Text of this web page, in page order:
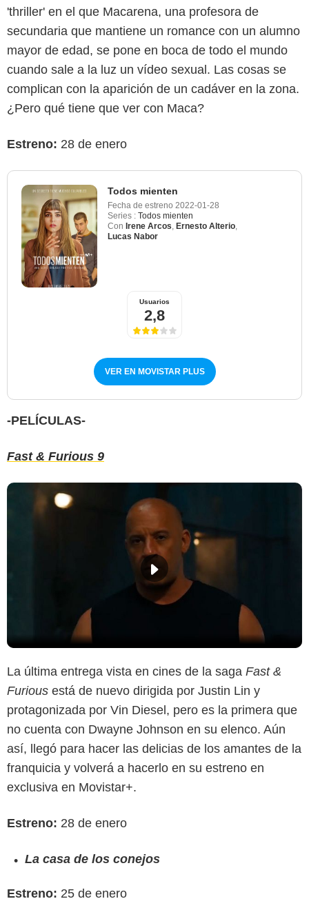
'thriller' en el que Macarena, una profesora de
secundaria que mantiene un romance con un alumno
mayor de edad, se pone en boca de todo el mundo
cuando sale a la luz un vídeo sexual. Las cosas se
complican con la aparición de un cadáver en la zona.
¿Pero qué tiene que ver con Maca?
Estreno: 28 de enero
Todos mienten
Fecha de estreno 2022-01-28
Series : Todos mienten
Con Irene Arcos Ernesto Alterio
Lucas Nabor
Usuarios
2,8
VER EN MOVISTAR PLUS
-PELÍCULAS-
Fast & Furious 9
La última entrega vista en cines de la saga Fast &
Furious está de nuevo dirigida por Justin Lin y
protagonizada por Vin Diesel, pero es la primera que
no cuenta con Dwayne Johnson en su elenco. Aún
así, llegó para hacer las delicias de los amantes de la
franquicia y volverá a hacerlo en su estreno en
exclusiva en Movistar+.
Estreno: 28 de enero
La casa de los conejos
Estreno: 25 de enero